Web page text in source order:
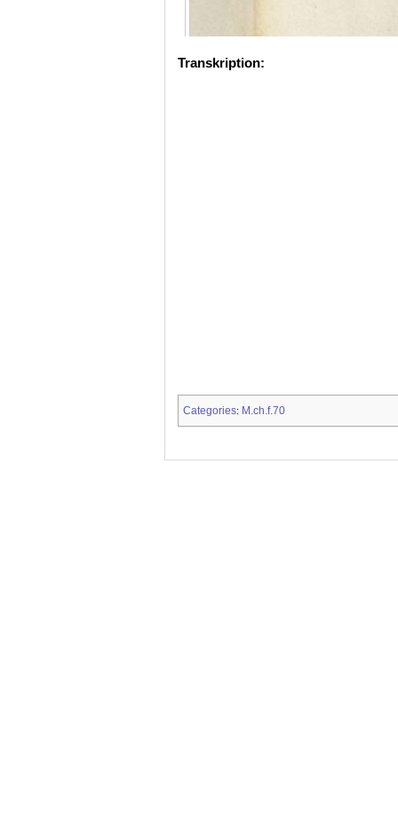
Transkription:
Categories: M.ch.f.70